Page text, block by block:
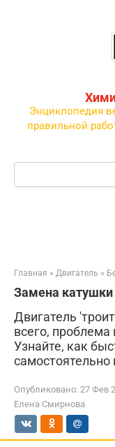
Энциклопедия
правильной
Поиск:
Главная » Двигатель »
Замена
Двигатель
всего,
Узнайте, как
Опубликовано: 27 Фев
Елена Смирнова